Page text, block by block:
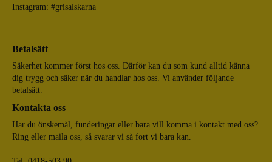
Instagram: #grisalskarna
Betalsätt
Säkerhet kommer först hos oss. Därför kan du som kund alltid känna
dig trygg och säker när du handlar hos oss. Vi använder följande
betalsätt.
Kontakta oss
Har du önskemål, funderingar eller bara vill komma i kontakt med oss?
Ring eller maila oss, så svarar vi så fort vi bara kan.